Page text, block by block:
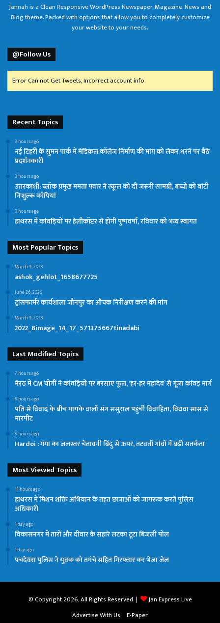
Jannah is a Clean Responsive WordPress Newspaper, Magazine, News and
Blog theme. Packed with options that allow you to completely customize
your website to your needs.
@Follow Us
Error Can not Get Tweets, Incorrect account info.
Recent Topics
3 hours ago
नई टिहरी के सुमन पार्क में मेडिकल कॉलेज निर्माण की मांग को लेकर धरने पर बैठे
प्रदर्शनकारी
3 hours ago
उत्तरकाशी: ब्लॉक प्रमुख ममता पंवार ने स्कूल को दी जरूरी सामग्री, बच्चों को बांटी
निःशुल्क कॉपियां
3 hours ago
हाथरस में कांवड़ियों पर हेलीकॉप्टर से होगी पुष्पवर्षा, रविवार को भव्य स्वागत
Most Popular Topics
March 9, 2023
ashok_gehlot_1658677725
June 26, 2025
ट्रांसफार्मर कार्यशाला जौनपुर का औचक निरीक्षण करने की मांग
March 9, 2023
2022_8image_14_17_571375667tinadabi
Last Modified Topics
7 hours ago
मेरठ में CM योगी ने कांवड़ियों पर बरसाए फूल, ‘हर-हर महादेव’ से गूंजा कांवड़ मार्ग
8 hours ago
पति से विवाद के बीच मायके वालों संग ससुराल पहुंची विवाहिता, विधवा सास से
मारपीट
8 hours ago
Hardoi : गंगा का जलस्तर चेतावनी बिंदु से ऊपर, तटवर्ती गांवों में बढ़ी सतर्कता
Most Viewed Topics
11 hours ago
हाथरस में मिशन शक्ति अभियान के तहत छात्राओं को जागरूक करते पुलिस
अधिकारी
1 day ago
विकासनगर में तारों और दीवार के सहारे लटका टूटा बिजली पोल
1 day ago
पचदेवरा पुलिस ने युवक को तमंचे सहित गिरफ्तार कर भेजा जेल
© Copyright 2026, All Rights Reserved |
Jan Express Live
Advertise With Us
E-Paper